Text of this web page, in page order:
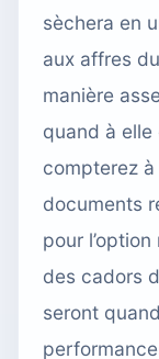
sèchera en
aux affres
manière
quand à
compterez
documents
pour
des cadors
seront